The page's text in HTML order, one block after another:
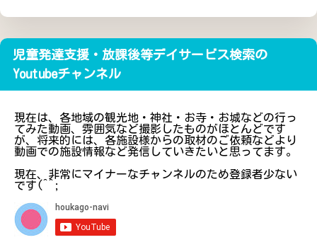
児童発達支援・放課後等デイサービス検索の
Youtubeチャンネル
現在は、各地域の観光地・神社・お寺・お城などの行っ
てみた動画、雰囲気など撮影したものがほとんどです
が、将来的には、各施設様からの取材のご依頼などより
動画での施設情報など発信していきたいと思ってます。
現在、非常にマイナーなチャンネルのため登録者少ない
です(^^;